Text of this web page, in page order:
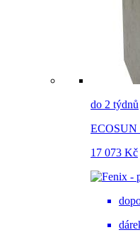
do 2 týdnů
ECOSUN
17 073 Kč